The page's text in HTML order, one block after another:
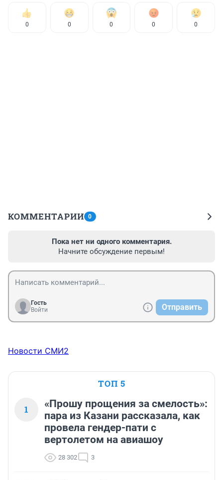
0 0 0 0 0
КОММЕНТАРИИ 0
Пока нет ни одного комментария.
Начните обсуждение первым!
Гость
Войти
Отправить
Новости СМИ2
ТОП 5
1
«Прошу прощения за смелость»:
пара из Казани рассказала, как
провела гендер-пати с
вертолетом на авиашоу
28 302 3